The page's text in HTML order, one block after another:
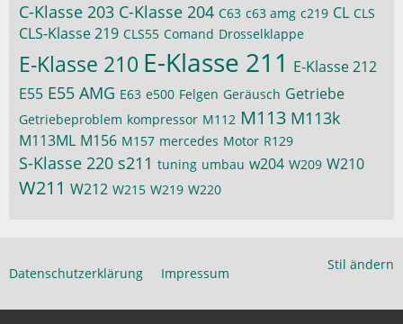
C-Klasse 203 C-Klasse 204 C63 c63 amg c219 CL CLS
CLS-Klasse 219 CLS55 Comand Drosselklappe
E-Klasse 210 E-Klasse 211 E-Klasse 212
E55 E55 AMG E63 e500 Felgen Geräusch Getriebe
Getriebeproblem kompressor M112 M113 M113k
M113ML M156 M157 mercedes Motor R129
S-Klasse 220 s211 tuning umbau w204 W209 W210
W211 W212 W215 W219 W220
Stil ändern
Datenschutzerklärung Impressum